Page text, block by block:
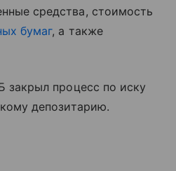
средства, стоимость
бумаг, а также
закрыл процесс по иску
депозитарию.